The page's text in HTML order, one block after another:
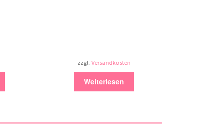
zzgl. Versandkosten
Weiterlesen